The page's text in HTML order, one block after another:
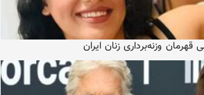
وزنه‌برداری زنان ایران